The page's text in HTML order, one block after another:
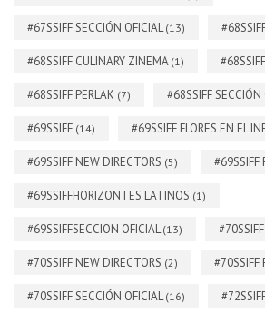
#67SSIFF SECCIÓN OFICIAL(13)
#68SSIFF CULINARY ZINEMA (1)
#68SSIFF PERLAK (7) #68SSIFF SECCIÓN
#69SSIFF (14) #69SSIFF FLORES EN EL
#69SSIFF NEW DIRECTORS (5) #69SSIFF
#69SSIFFHORIZONTES LATINOS (1)
#69SSIFFSECCION OFICIAL(13)
#70SSIFF NEW DIRECTORS (2) #70SSIFF
#70SSIFF SECCIÓN OFICIAL(16)